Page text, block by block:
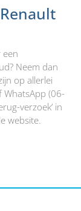
een
Neem dan
op allerlei
WhatsApp (06-
verzoek’ in
website.